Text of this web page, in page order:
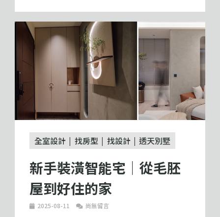
全室設計 找房型 找設計 透天別墅
新手裝潢智能宅｜從毛胚
屋到好住的家
2025-08-11 尚無留言